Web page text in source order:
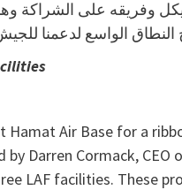
وفريقه على الشراكة
الواسع لدعمنا للجيش
Hamat Air Base for a
Darren Cormack, CEO
LAF facilities. These